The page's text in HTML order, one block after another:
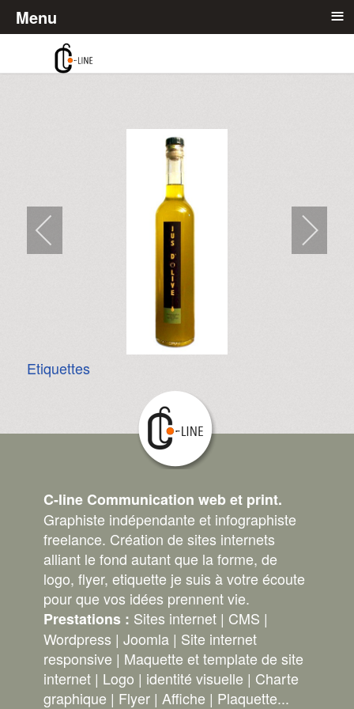
Etiquettes
C-line Communication web et print.
Graphiste indépendante et infographiste
freelance. Création de sites internets
alliant le fond autant que la forme, de
logo, flyer, etiquette je suis à votre écoute
pour que vos idées prennent vie.
Prestations : Sites internet | CMS |
Wordpress | Joomla | Site internet
responsive | Maquette et template de site
internet | Logo | identité visuelle | Charte
graphique | Flyer | Affiche | Plaquette...
Menu ≡